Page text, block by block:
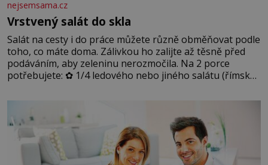
nejsemsama.cz
Vrstvený salát do skla
Salát na cesty i do práce můžete různě obměňovat podle
toho, co máte doma. Zálivkou ho zalijte až těsně před
podáváním, aby zeleninu nerozmočila. Na 2 porce
potřebujete: ✿ 1/4 ledového nebo jiného salátu (římský
okurky ✿ 2 rajčata Zálivka: ✿ 4 lžíce olivového oleje ✿ 1
lžíci citronové šťávy ✿ ½ stroužku